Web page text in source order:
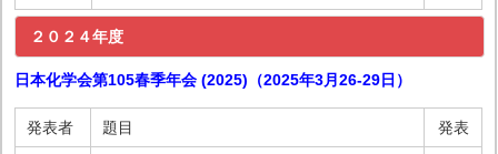
２０２４年度
日本化学会第105春季年会 (2025)（2025年3月26-29日）
発表者 題目 発表